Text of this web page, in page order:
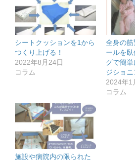
シートクッションを1から
つくり上げる！
2022年8月24日
コラム
全身の筋
ールを
グで簡
ジショニ
2024年1
コラム
施設や病院内の限られた